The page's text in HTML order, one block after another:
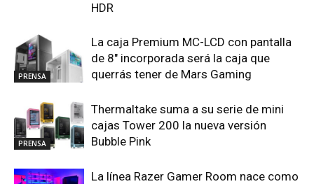
HDR
PRENSA
La caja Premium MC-LCD con pantalla
de 8″ incorporada será la caja que
querrás tener de Mars Gaming
PRENSA
Thermaltake suma a su serie de mini
cajas Tower 200 la nueva versión
Bubble Pink
La línea Razer Gamer Room nace como